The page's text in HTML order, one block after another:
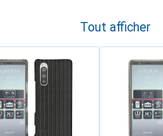
Tout afficher